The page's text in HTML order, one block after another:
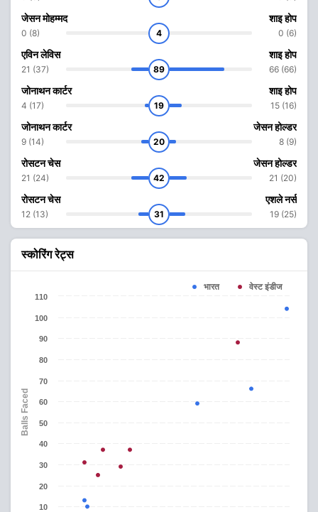
जेसन मोहम्मद
0 (8) 4
शाइ होप
0 (6)
एविन लेविस
21 (37) 89
शाइ होप
66 (66)
जोनाथन कार्टर
4 (17) 19
शाइ होप
15 (16)
जोनाथन कार्टर
9 (14) 20
जेसन होल्डर
8 (9)
रोसटन चेस
21 (24) 42
जेसन होल्डर
21 (20)
रोसटन चेस
12 (13) 31
एशले नर्स
19 (25)
स्कोरिंग रेट्स
Balls Faced
भारत वेस्ट इंडीज
10
20
30
40
50
60
70
80
90
100
110